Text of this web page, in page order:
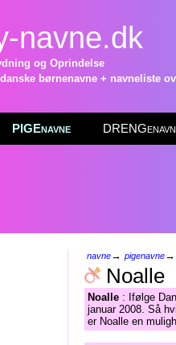
navne.dk
og Oprindelse
børnenavne + navneliste
PIGEnavne
navne→ pigenavne→
Noalle
Noalle : Ifølge
januar 2008. Så
er Noalle en